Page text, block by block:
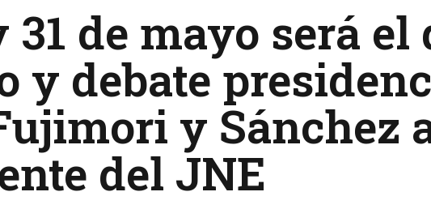
31 de mayo será el
y debate
y Sánchez
del JNE